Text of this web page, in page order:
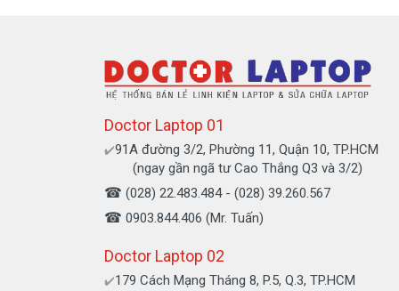
- Trường hợp không nhận pin, không
* Các trường hợp không được bảo
- Pin bị rơi vỡ không còn nguyên dạng.
- Pin có dấu hiệu rách tem.
- Pin không có tem của Doctor
- Pin bị ngập nước.
Cam kết cho
Doctor Laptop 01
✔️91A đường 3/2, Phường 11, Quận 10, TP.HCM
(ngay gần ngã tư Cao Thắng Q3 và 3/2)
☎ (028) 22.483.484 - (028) 39.260.567
☎ 0903.844.406 (Mr. Tuấn)
Doctor Laptop 02
✔️179 Cách Mạng Tháng 8, P.5, Q.3, TP.HCM